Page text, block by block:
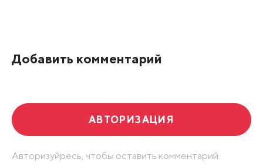
Добавить комментарий
АВТОРИЗАЦИЯ
Авторизуйресь, чтобы оставить комментарий.